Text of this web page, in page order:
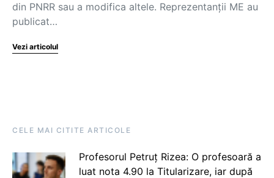
din PNRR sau a modifica altele. Reprezentanții ME au
publicat…
Vezi articolul
CELE MAI CITITE ARTICOLE
Profesorul Petruț Rizea: O profesoară a
luat nota 4.90 la Titularizare, iar după